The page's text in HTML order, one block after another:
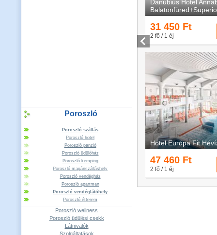
Poroszló
Poroszló szállás
Poroszló hotel
Poroszló panzió
Poroszló üdülőház
Poroszló kemping
Poroszló magánszálláshely
Poroszló vendégház
Poroszló apartman
Poroszló vendéglátóhely
Poroszló étterem
Poroszló wellness
Poroszló üdülési csekk
Látnivalók
Szolgáltatások